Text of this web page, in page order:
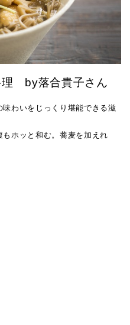
理 by落合貴子さん
わいをじっくり堪能できる滋
ホッと和む。蕎麦を加えれ